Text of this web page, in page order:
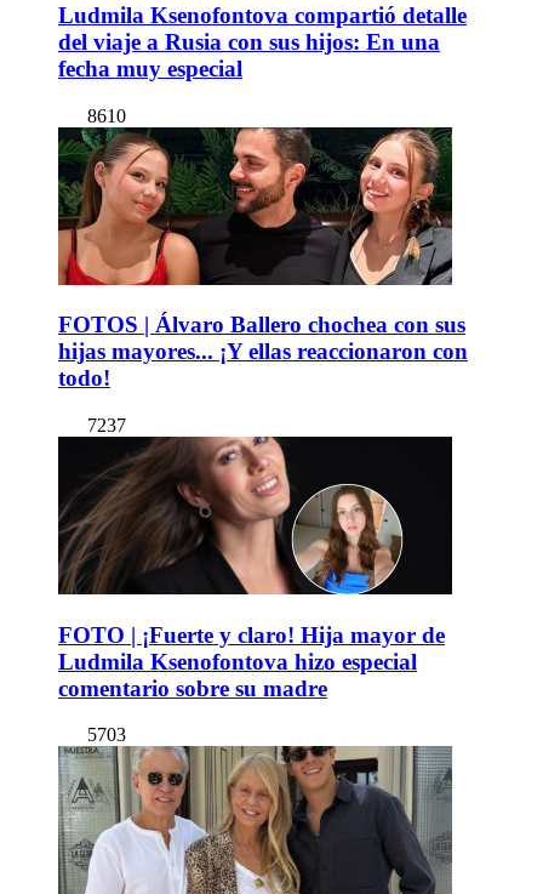
Ludmila Ksenofontova compartió detalle
del viaje a Rusia con sus hijos: En una
fecha muy especial
8610
FOTOS | Álvaro Ballero chochea con sus
hijas mayores... ¡Y ellas reaccionaron con
todo!
7237
FOTO | ¡Fuerte y claro! Hija mayor de
Ludmila Ksenofontova hizo especial
comentario sobre su madre
5703